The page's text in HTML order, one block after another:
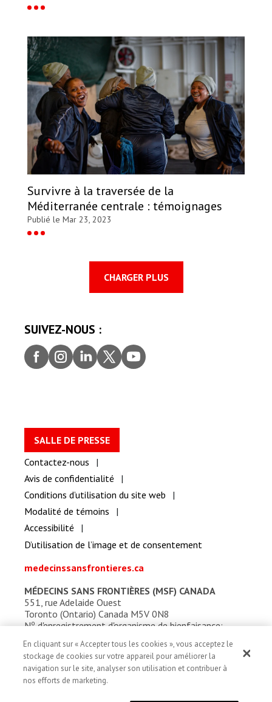
Survivre à la traversée de la
Méditerranée centrale : témoignages
Publié le Mar 23, 2023
CHARGER PLUS
SUIVEZ-NOUS :
Faceb
ook
Insta
gram
Linke
dIn
Twitt
er
youtu
be
SALLE DE PRESSE
Contactez-nous
Avis de confidentialité
Conditions d’utilisation du site web
Modalité de témoins
Accessibilité
D’utilisation de l’image et de consentement
medecinssansfrontieres.ca
MÉDECINS SANS FRONTIÈRES (MSF) CANADA
551, rue Adelaide Ouest
Toronto (Ontario) Canada M5V 0N8
Nod'enregistrement d'organisme de bienfaisance:
En cliquant sur « Accepter tous les cookies », vous acceptez le
stockage de cookies sur votre appareil pour améliorer la
navigation sur le site, analyser son utilisation et contribuer à
nos efforts de marketing.